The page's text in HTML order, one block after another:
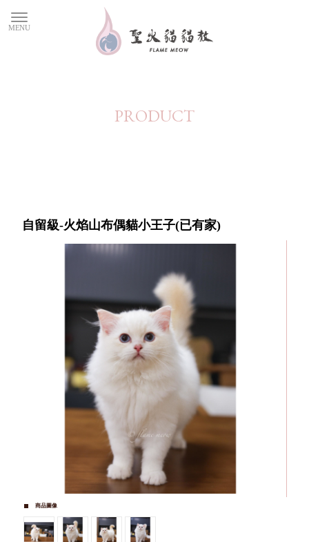
自留級-火焰山布偶貓小王子(已有家)
商品圖像